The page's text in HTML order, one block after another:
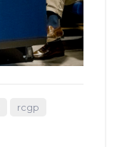
rcgp